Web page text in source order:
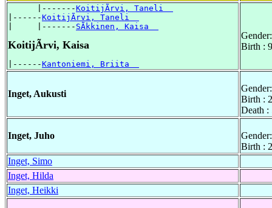
      |-------
KoitijÃrvi, Taneli
|------KoitijÃrvi, Taneli
|     |------- SÃkkinen, Kaisa
KoitijÃrvi, Kaisa
|------Kantoniemi, Briita
Birth :
Inget, Aukusti
Birth :
Death :
Inget, Juho
Birth :
Inget, Simo
Inget, Hilda
Inget, Heikki